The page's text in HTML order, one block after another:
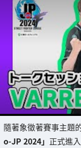
隨著象徵著賽事主題
o-JP 2024」 正式進